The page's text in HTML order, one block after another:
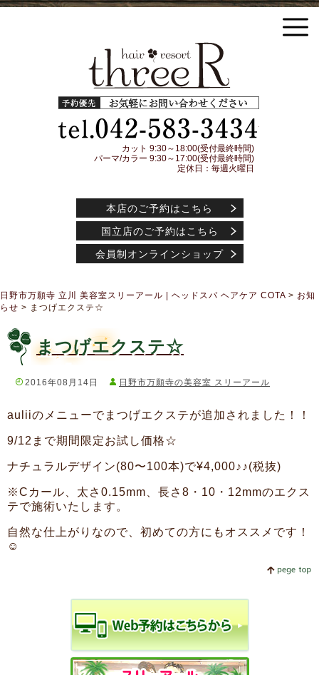
カット 9:30～18:00(受付最終時間)
パーマ/カラー 9:30～17:00(受付最終時間)
定休日：毎週火曜日
本店のご予約はこちら
国立店のご予約はこちら
会員制オンラインショップ
日野市万願寺 立川 美容室スリーアール | ヘッドスパ ヘアケア COTA > お知
らせ > まつげエクステ☆
まつげエクステ☆
2016年08月14日 日野市万願寺の美容室 スリーアール
auliiのメニューでまつげエクステが追加されました！！
9/12まで期間限定お試し価格☆
ナチュラルデザイン(80〜100本)で¥4,000♪♪(税抜)
※Cカール、太さ0.15mm、長さ8・10・12mmのエクス
テで施術いたします。
自然な仕上がりなので、初めての方にもオススメです！
☺︎